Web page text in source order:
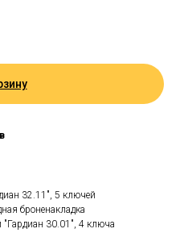
32.11", 5 ключей
броненакладка
30.01", 4 ключа